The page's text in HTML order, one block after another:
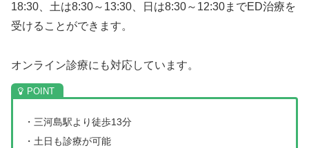
18:30、土は8:30～13:30、日は8:30～12:30までED治療を
受けることができます。
オンライン診療にも対応しています。
・三河島駅より徒歩13分
・土日も診療が可能